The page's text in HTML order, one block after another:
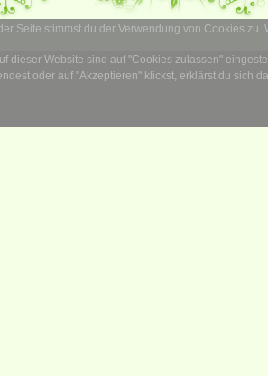
Seite stimmst du der Verwendung von Cookies zu.
dieser Website sind auf "Cookies zulassen"
oder auf "Akzeptieren" klickst, erklärst du sich